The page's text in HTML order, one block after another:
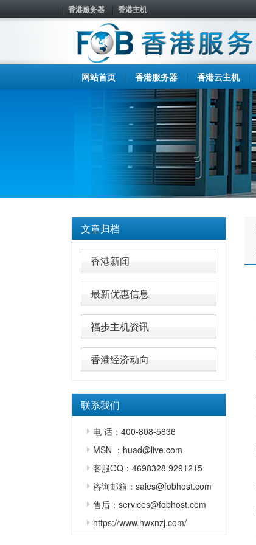
香港服务器 香港主机
网站首页 香港服务器 香港云主机
文章归档
香港新闻
最新优惠信息
福步主机资讯
香港经济动向
联系我们
电 话：400-808-5836
MSN ：huad@live.com
客服QQ：4698328 9291215
咨询邮箱：sales@fobhost.com
售后：services@fobhost.com
https://www.hwxnzj.com/